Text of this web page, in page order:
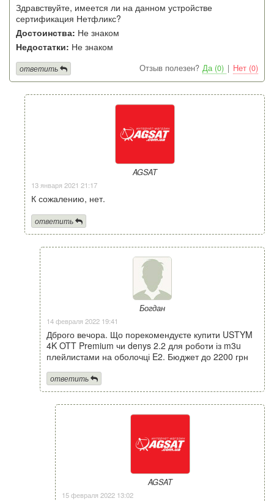
Здравствуйте, имеется ли на данном устройстве
сертификация Нетфликс?
Достоинства: Не знаком
Недостатки: Не знаком
Отзыв полезен? Да (0) | Нет (0)
ответить
AGSAT
13 января 2021 21:17
К сожалению, нет.
ответить
Богдан
14 февраля 2022 19:41
Дброго вечора. Що порекомендуєте купити USTYM
4K OTT Premium чи denys 2.2 для роботи із m3u
плейлистами на оболочці E2. Бюджет до 2200 грн
ответить
AGSAT
15 февраля 2022 13:02